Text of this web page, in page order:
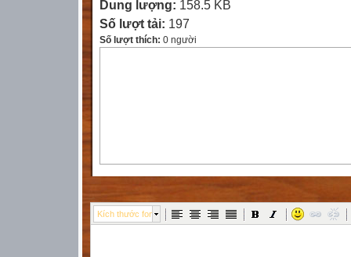
Dung lượng: 158.5 KB
Số lượt tải: 197
Số lượt thích: 0 người
Kích thước font